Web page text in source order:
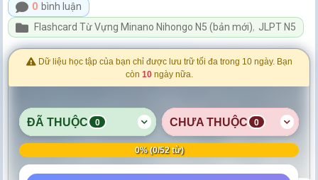
0 bình luận
Flashcard Từ Vựng Minano Nihongo N5 (bản mới), JLPT N5
Dữ liệu học tập của bạn chỉ được lưu trữ tối đa trong 10 ngày. Bạn
còn 10ngày nữa.
ĐÃ THUỘC 0
0% (0/52 từ)
CHƯA THUỘC 0